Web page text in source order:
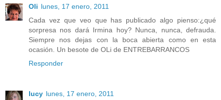
Oli lunes, 17 enero, 2011
Cada vez que veo que has publicado algo pienso:¿qué
sorpresa nos dará Irmina hoy? Nunca, nunca, defrauda.
Siempre nos dejas con la boca abierta como en esta
ocasión. Un besote de OLi de ENTREBARRANCOS
Responder
lucy lunes, 17 enero, 2011